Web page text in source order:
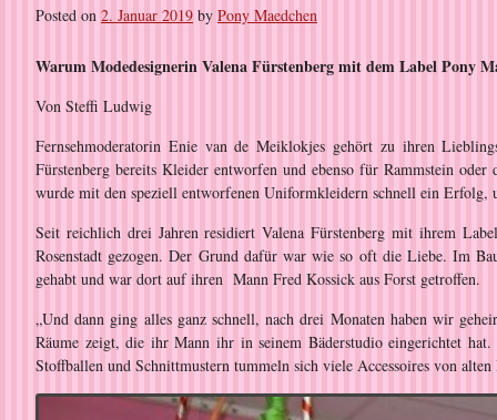
Posted on 2. Januar 2019 by Pony Maedchen
Warum Modedesignerin Valena Fürstenberg mit dem Label Pony
Von Steffi Ludwig
Fernsehmoderatorin Enie van de Meiklokjes gehört zu ihren
Fürstenberg bereits Kleider entworfen und ebenso für Rammstein
wurde mit den speziell entworfenen Uniformkleidern schnell ein Erfolg,
Seit reichlich drei Jahren residiert Valena Fürstenberg mit ihrem
Rosenstadt gezogen. Der Grund dafür war wie so oft die Liebe. Im
gehabt und war dort auf ihren Mann Fred Kossick aus Forst getroffen.
„Und dann ging alles ganz schnell, nach drei Monaten haben wir
Räume zeigt, die ihr Mann ihr in seinem Bäderstudio eingerichtet
Stoffballen und Schnittmustern tummeln sich viele Accessoires von